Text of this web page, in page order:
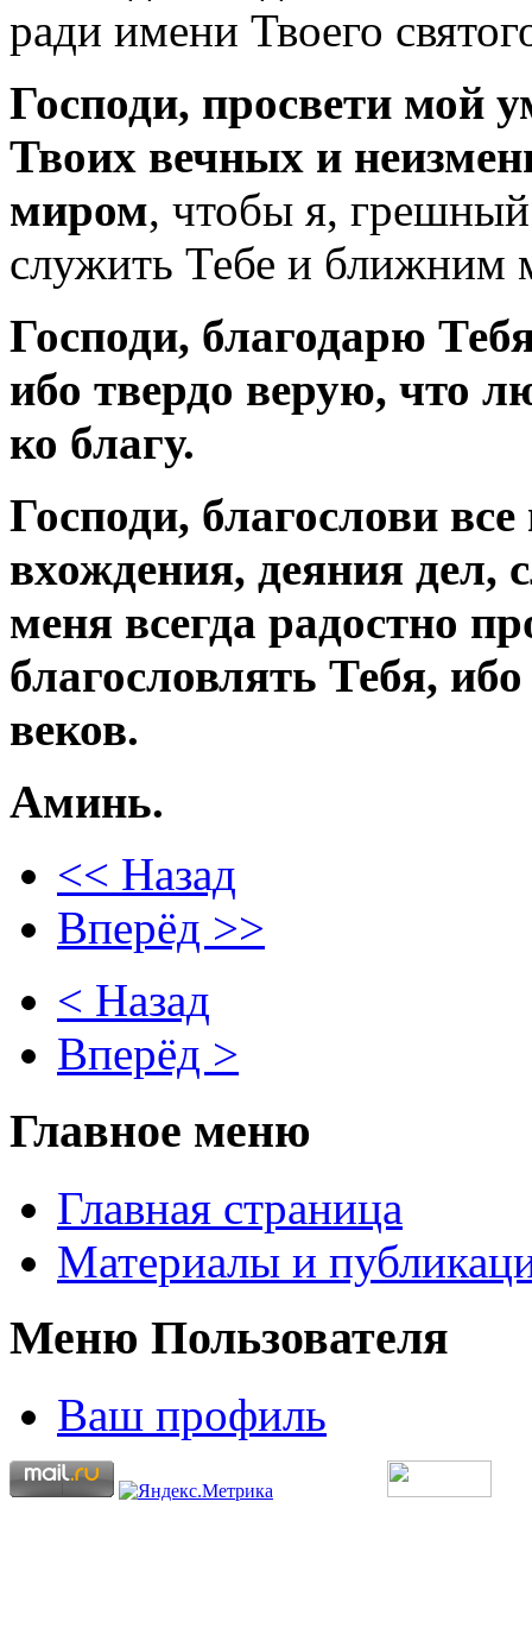
ради имени Твоего
Господи, просвети мой
Твоих вечных и
миром, чтобы я,
служить Тебе и ближним
Господи, благодарю
ибо твердо верую, что
ко благу.
Господи, благослови
вхождения, деяния дел,
меня всегда радостно
благословлять Тебя,
веков.
Аминь.
<< Назад
Вперёд >>
< Назад
Вперёд >
Главное меню
Главная страница
Материалы и
Меню Пользователя
Ваш профиль